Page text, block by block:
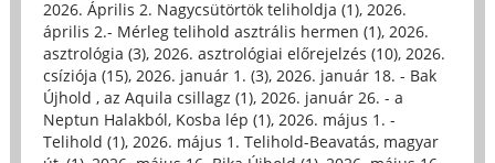
2026. Április 2. Nagycsütörtök teliholdja (1), 2026.
április 2.- Mérleg telihold asztrális hermen (1), 2026.
asztrológia (3), 2026. asztrológiai előrejelzés (10), 2026.
csíziója (15), 2026. január 1. (3), 2026. január 18. - Bak
Újhold , az Aquila csillagz (1), 2026. január 26. - a
Neptun Halakból, Kosba lép (1), 2026. május 1. -
Telihold (1), 2026. május 1. Telihold-Beavatás, magyar